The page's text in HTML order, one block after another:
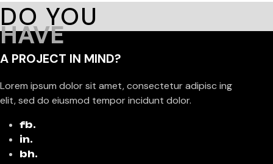
DO YOU
HAVE
A PROJECT IN MIND?
Lorem ipsum dolor sit amet, consectetur adipisc ing
elit, sed do eiusmod tempor incidunt dolor.
fb.
in.
bh.